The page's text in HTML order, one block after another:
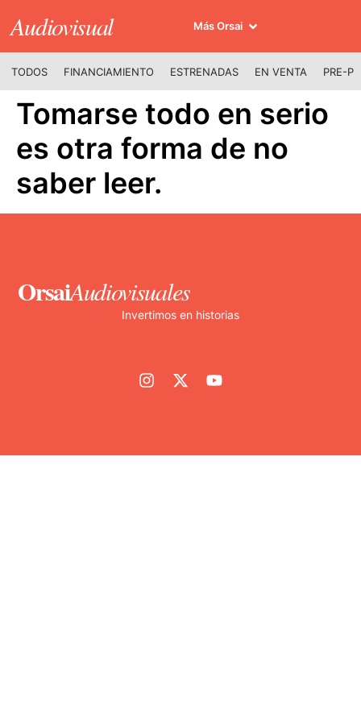
Audiovisual Más Orsai
TODOS FINANCIAMIENTO ESTRENADAS EN VENTA PRE-
Tomarse todo en serio
es otra forma de no
saber leer.
OrsaiAudiovisuales
Invertimos en historias